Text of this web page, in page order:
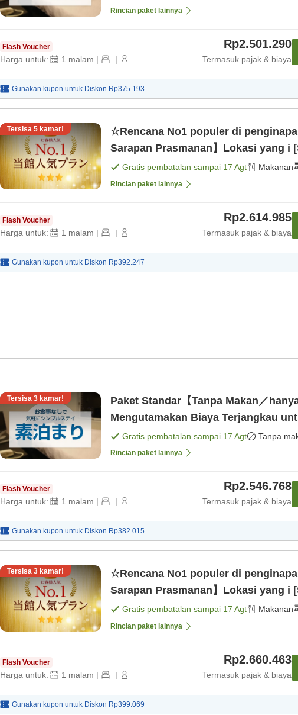
Rincian paket lainnya
Flash Voucher
Harga untuk: 1 malam | |
Rp2.501.290
Termasuk pajak & biaya
Gunakan kupon untuk Diskon Rp375.193
Tersisa 5 kamar!
☆Rencana No1 populer di
Sarapan Prasmanan】Lokasi yang i
Gratis pembatalan sampai 17 Agt Makanan
Rincian paket lainnya
Flash Voucher
Harga untuk: 1 malam | |
Rp2.614.985
Termasuk pajak & biaya
Gunakan kupon untuk Diskon Rp392.247
Tersisa 3 kamar!
Paket Standar【Tanpa Makan／
Mengutamakan Biaya Terjangkau
saja]Gratis pembatalan sampai 17 Agt Tanpa
Rincian paket lainnya
Flash Voucher
Harga untuk: 1 malam | |
Rp2.546.768
Termasuk pajak & biaya
Gunakan kupon untuk Diskon Rp382.015
Tersisa 3 kamar!
☆Rencana No1 populer di
Sarapan Prasmanan】Lokasi yang i
Gratis pembatalan sampai 17 Agt Makanan
Rincian paket lainnya
Flash Voucher
Harga untuk: 1 malam | |
Rp2.660.463
Termasuk pajak & biaya
Gunakan kupon untuk Diskon Rp399.069